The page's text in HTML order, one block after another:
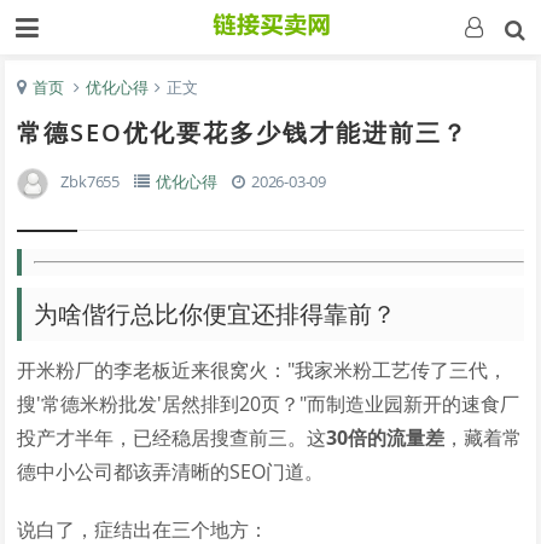
首页 优化心得 正文
常德SEO优化要花多少钱才能进前三？
Zbk7655 优化心得 2026-03-09
为啥偕行总比你便宜还排得靠前？
开米粉厂的李老板近来很窝火："我家米粉工艺传了三代，
搜'常德米粉批发'居然排到20页？"而制造业园新开的速食厂
投产才半年，已经稳居搜查前三。这30倍的流量差 ，藏着常
德中小公司都该弄清晰的SEO门道。
说白了，症结出在三个地方：